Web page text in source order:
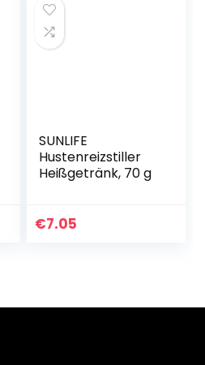
SUNLIFE
Hustenreizstiller
Heißgetränk, 70 g
€7.05